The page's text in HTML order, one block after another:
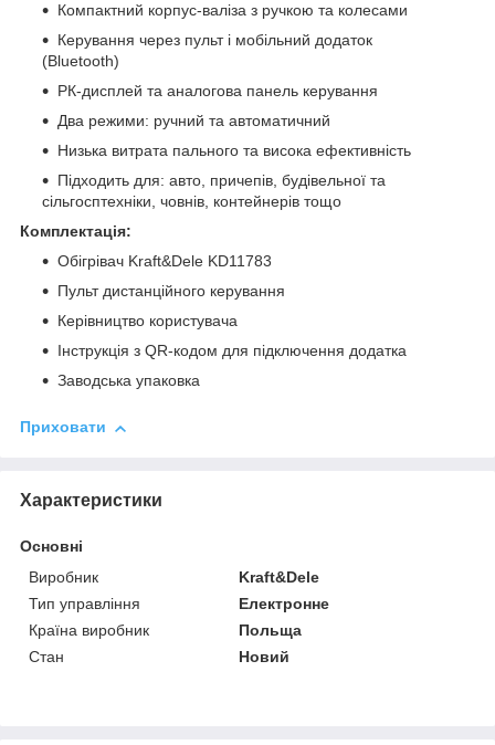
Компактний корпус-валіза з ручкою та колесами
Керування через пульт і мобільний додаток
(Bluetooth)
РК-дисплей та аналогова панель керування
Два режими: ручний та автоматичний
Низька витрата пального та висока ефективність
Підходить для: авто, причепів, будівельної та
сільгосптехніки, човнів, контейнерів тощо
Комплектація:
Обігрівач Kraft&Dele KD11783
Пульт дистанційного керування
Керівництво користувача
Інструкція з QR-кодом для підключення додатка
Заводська упаковка
Приховати
Характеристики
Основні
Виробник
Kraft&Dele
Тип управління
Електронне
Країна виробник
Польща
Стан
Новий